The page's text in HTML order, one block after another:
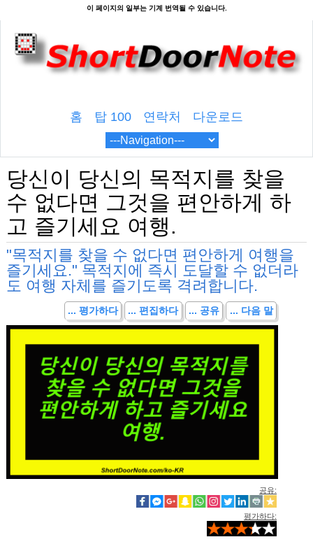
홈 탑 100 연락처 다운로드
당신이 당신의 목적지를 찾을
수 없다면 그것을 편안하게 하
고 즐기세요 여행.
"목적지를 찾을 수 없다면 편안하게 여행을
즐기세요." 목적지에 즉시 도달할 수 없더라
도 여행 자체를 즐기도록 격려합니다.
... 평가하다 ... 편집하다 ... 공유 ... 다음 말
공유:
평가하다: